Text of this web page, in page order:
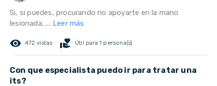
Si, si puedes, procurando no apoyarte en la mano
lesionada, ... Leer más
remove_red_eye 472 vistas volunteer_activism Útil para 1 persona(s)
Con que especialista puedo ir para tratar una
its?